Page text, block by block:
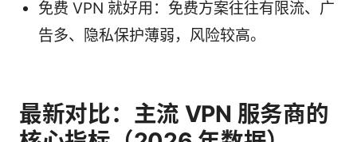
免费 VPN 就好用：免费方案往往有限流、广
告多、隐私保护薄弱，风险较高。
最新对比：主流 VPN 服务商的